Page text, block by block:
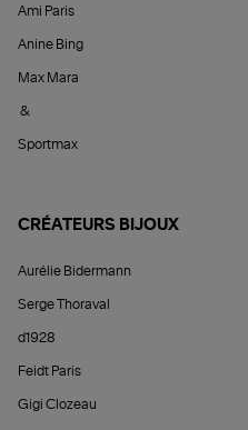
Ami Paris
Anine Bing
Max Mara
&
Sportmax
CRÉATEURS BIJOUX
Aurélie Bidermann
Serge Thoraval
d1928
Feidt Paris
Gigi Clozeau